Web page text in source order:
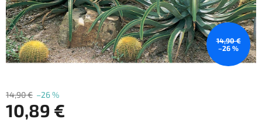
14,90 €
–26 %
14,90 € –26 %
10,89 €